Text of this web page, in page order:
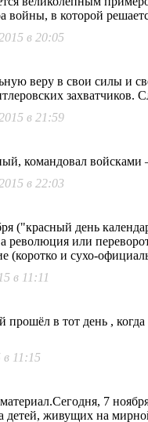
войны, в которой
в 20:05
веру в свои силы и
захватчиков.
в 21:59
командовал войсками
в 22:03
("красный день
или
(коротко и сухо-
в 11:11
прошёл в тот день ,
в 11:15
7
детей, живущих на